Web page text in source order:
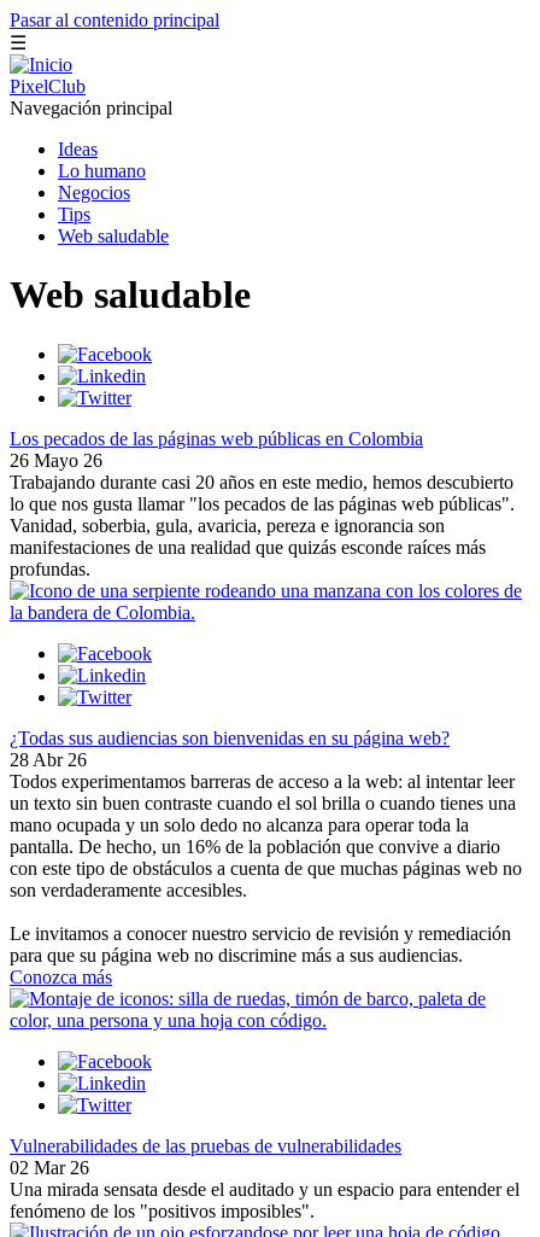
Pasar al contenido principal
☰
PixelClub
Navegación principal
Ideas
Lo humano
Negocios
Tips
Web saludable
Web saludable
Los pecados de las páginas web públicas en Colombia
26 Mayo 26
Trabajando durante casi 20 años en este medio, hemos descubierto
lo que nos gusta llamar "los pecados de las páginas web públicas".
Vanidad, soberbia, gula, avaricia, pereza e ignorancia son
manifestaciones de una realidad que quizás esconde raíces más
profundas.
¿Todas sus audiencias son bienvenidas en su página web?
28 Abr 26
Todos experimentamos barreras de acceso a la web: al intentar leer
un texto sin buen contraste cuando el sol brilla o cuando tienes una
mano ocupada y un solo dedo no alcanza para operar toda la
pantalla. De hecho, un 16% de la población que convive a diario
con este tipo de obstáculos a cuenta de que muchas páginas web no
son verdaderamente accesibles.
Le invitamos a conocer nuestro servicio de revisión y remediación
para que su página web no discrimine más a sus audiencias.
Conozca más
Vulnerabilidades de las pruebas de vulnerabilidades
02 Mar 26
Una mirada sensata desde el auditado y un espacio para entender el
fenómeno de los "positivos imposibles".